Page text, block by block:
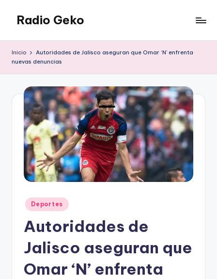
Saltar
contenido
Radio Geko
Inicio
Autoridades de Jalisco aseguran que Omar ‘N’ enfrenta
nuevas denuncias
Publicado
en
Deportes
Autoridades de
Jalisco aseguran que
Omar ‘N’ enfrenta